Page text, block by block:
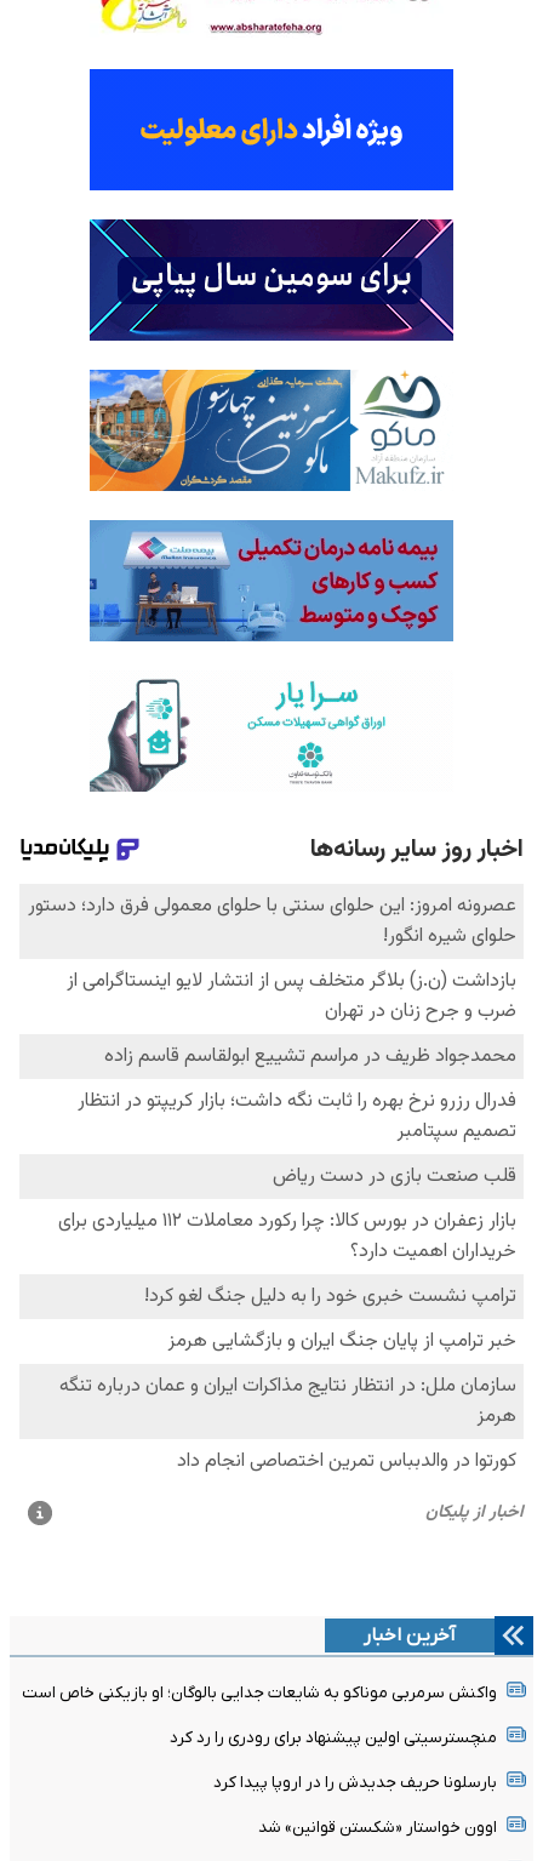
آخرین اخبار
واکنش سرمربی موناکو به شایعات جدایی بالوگان؛ او بازیکنی خاص است
منچسترسیتی اولین پیشنهاد برای رودری را رد کرد
بارسلونا حریف جدیدش را در اروپا پیدا کرد
اوون خواستار «شکستن قوانین» شد